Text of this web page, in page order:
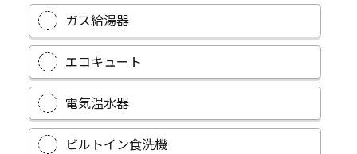
ガス給湯器
エコキュート
電気温水器
ビルトイン食洗機